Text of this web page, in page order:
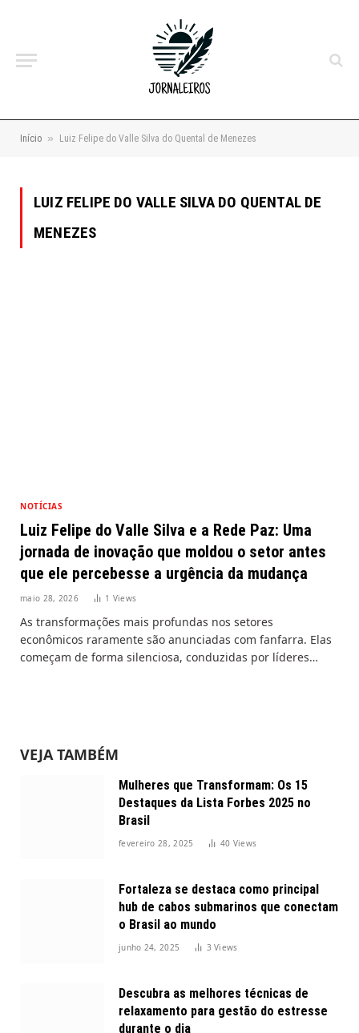
Início » Luiz Felipe do Valle Silva do Quental de Menezes
LUIZ FELIPE DO VALLE SILVA DO QUENTAL DE
MENEZES
NOTÍCIAS
Luiz Felipe do Valle Silva e a Rede Paz: Uma
jornada de inovação que moldou o setor antes
que ele percebesse a urgência da mudança
maio 28, 2026 1 Views
As transformações mais profundas nos setores
econômicos raramente são anunciadas com fanfarra. Elas
começam de forma silenciosa, conduzidas por líderes…
VEJA TAMBÉM
Mulheres que Transformam: Os 15
Destaques da Lista Forbes 2025 no
Brasil
fevereiro 28, 2025 40 Views
Fortaleza se destaca como principal
hub de cabos submarinos que conectam
o Brasil ao mundo
junho 24, 2025 3Views
Descubra as melhores técnicas de
relaxamento para gestão do estresse
durante o dia